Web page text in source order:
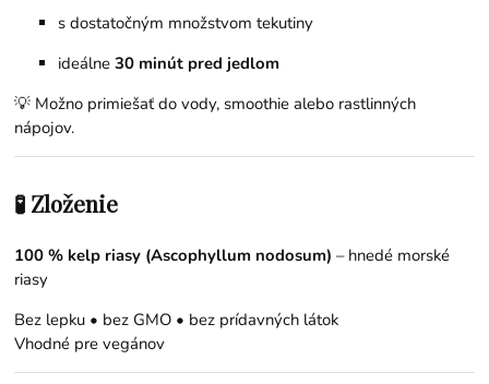
s dostatočným množstvom tekutiny
ideálne30 minút pred jedlom
💡 Možno primiešať do vody, smoothie alebo rastlinných
nápojov.
🧪 Zloženie
100 % kelp riasy (Ascophyllum nodosum) – hnedé morské
riasy
Bez lepku • bez GMO • bez prídavných látok
Vhodné pre vegánov